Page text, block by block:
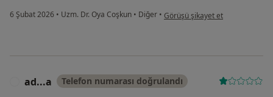
6 Şubat 2026 • Uzm. Dr. Oya Coşkun • Diğer • kullanıcının görüşüne göre h.....
Görüşü şikayet et
ad...a Telefon numarası doğrulandı